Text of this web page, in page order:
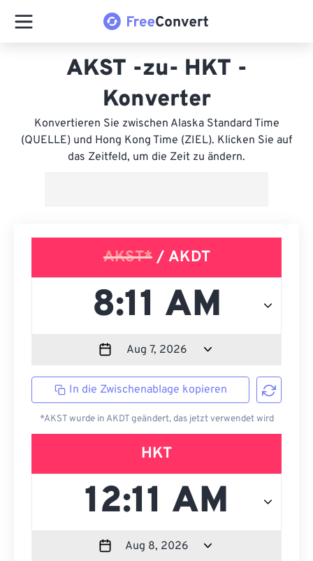
AKST -zu- HKT -
Konverter
Konvertieren Sie zwischen Alaska Standard Time
(QUELLE) und Hong Kong Time (ZIEL). Klicken Sie auf
das Zeitfeld, um die Zeit zu ändern.
AKST*/ AKDT
In die Zwischenablage kopieren
*AKST wurde in AKDT geändert, das jetzt verwendet wird
HKT